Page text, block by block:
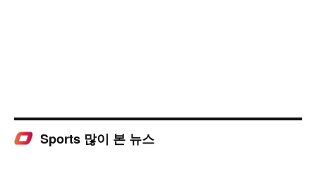
Sports 많이 본 뉴스